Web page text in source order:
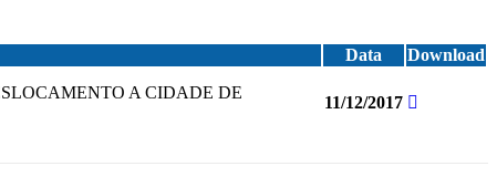
Data
Download
A CIDADE DE
11/12/2017